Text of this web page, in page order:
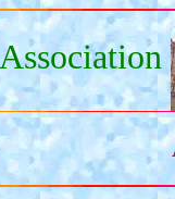
Association